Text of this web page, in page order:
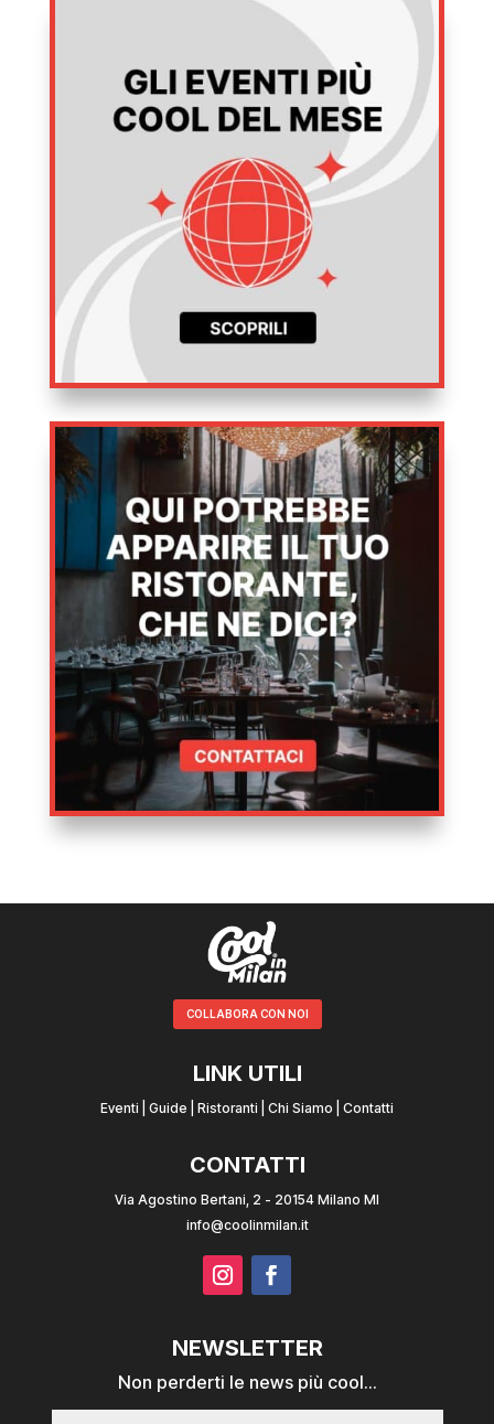
COLLABORA CON NOI
LINK UTILI
Eventi Guide Ristoranti Chi Siamo Contatti
CONTATTI
Via Agostino Bertani, 2 - 20154 Milano MI
info@coolinmilan.it
NEWSLETTER
Non perderti le news più cool...